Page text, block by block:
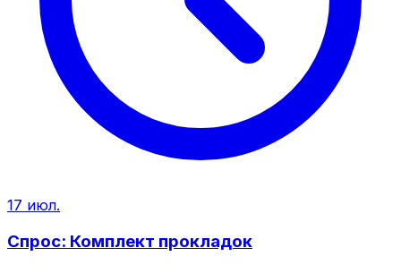
17 июл.
Спрос: Комплект прокладок